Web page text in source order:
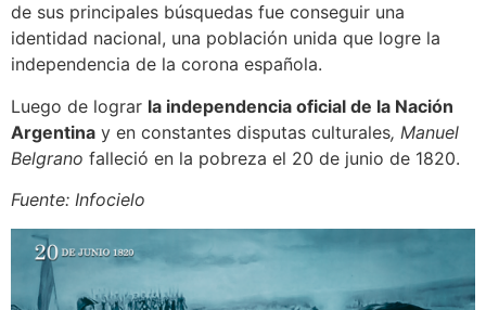
de sus principales búsquedas fue conseguir una
identidad nacional, una población unida que logre la
independencia de la corona española.
Luego de lograr la independencia oficial de la Nación
Argentina y en constantes disputas culturales, Manuel
Belgrano falleció en la pobreza el 20 de junio de 1820.
Fuente: Infocielo